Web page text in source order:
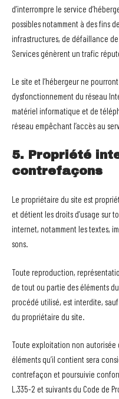
d’interrompre le service
possibles notamment à des fins
infrastructures, de défaillance
Services génèrent un trafic
Le site et l’hébergeur ne
dysfonctionnement du réseau
matériel informatique et de
réseau empêchant l’accès au
5. Propriété
contrefaçons
Le propriétaire du site est
et détient les droits d’usage sur
internet, notamment les textes,
sons.
Toute reproduction,
de tout ou partie des éléments
procédé utilisé, est interdite,
du propriétaire du site.
Toute exploitation non autorisée
éléments qu’il contient sera
contrefaçon et poursuivie
L.335-2 et suivants du Code de